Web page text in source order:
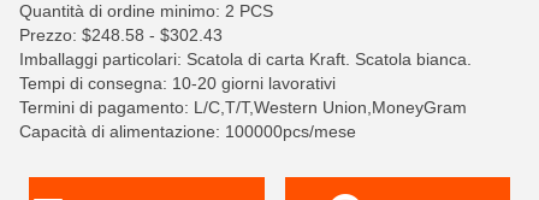
Quantità di ordine minimo: 2 PCS
Prezzo: $248.58 - $302.43
Imballaggi particolari: Scatola di carta Kraft. Scatola bianca.
Tempi di consegna: 10-20 giorni lavorativi
Termini di pagamento: L/C,T/T,Western Union,MoneyGram
Capacità di alimentazione: 100000pcs/mese